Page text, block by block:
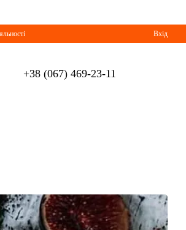
Вхід
+38 (067) 469-23-11